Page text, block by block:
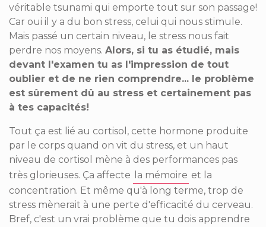
véritable tsunami qui emporte tout sur son passage!
Car oui il y a du bon stress, celui qui nous stimule.
Mais passé un certain niveau, le stress nous fait
perdre nos moyens. Alors, si tu as étudié, mais
devant l'examen tu as l'impression de tout
oublier et de ne rien comprendre... le problème
est sûrement dû au stress et certainement pas
à tes capacités!
Tout ça est lié au cortisol, cette hormone produite
par le corps quand on vit du stress,­­ et un haut
niveau de cortisol mène à des performances pas
très glorieuses. Ça affecte la mémoire et la
concentration. Et même qu'à long terme, trop de
stress mènerait à une perte d'efficacité du cerveau.
Bref, c'est un vrai problème que tu dois apprendre